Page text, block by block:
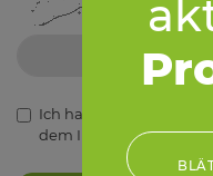
Ich habe die
dem Inhalt